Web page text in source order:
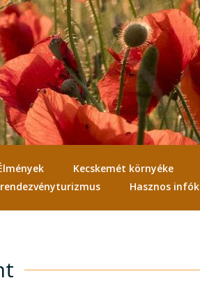
Kecskemét környéke
Hasznos infók